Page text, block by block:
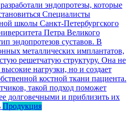
эндопротезы, которые
Специалисты
школы Санкт-Петербургского
Петра Великого
эндопротезов суставов. В
металлических имплантатов,
решетчатую структуру. Она не
нагрузки, но и создает
костной ткани пациента.
такой подход поможет
долговечными и приблизить их
Продукция